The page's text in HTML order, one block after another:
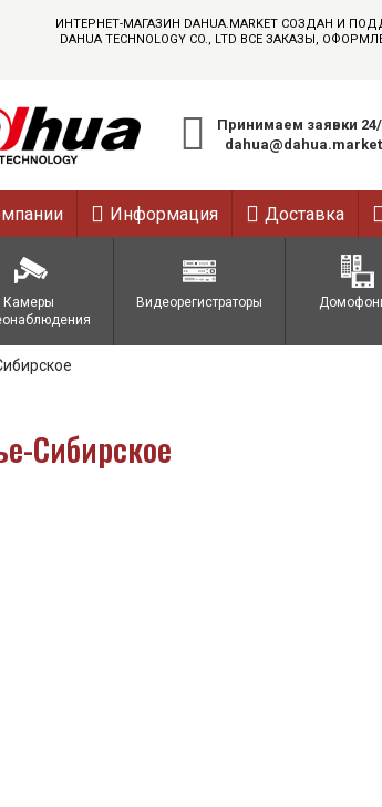
ИНТЕРНЕТ-МАГАЗИН DAHUA.MARKET СОЗДАН И
DAHUA TECHNOLOGY CO., LTD ВСЕ ЗАКАЗЫ,
Принимаем заявки
dahua@dahua.market
Информация Доставка
Камеры
Видеорегистраторы
Сибирское